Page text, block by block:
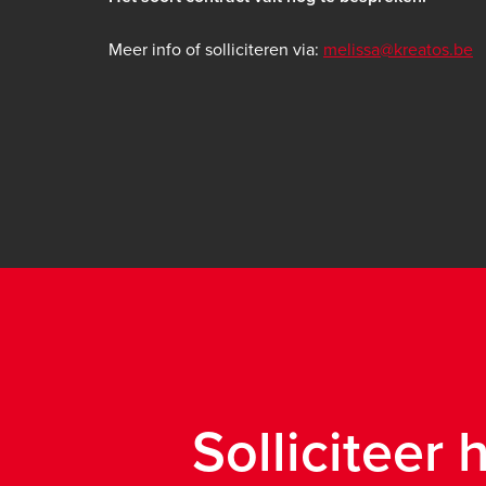
Meer info of solliciteren via: melissa@kreatos.be
Solliciteer